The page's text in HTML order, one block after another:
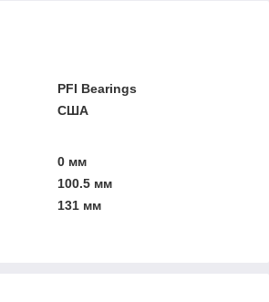
PFI Bearings
США
0 мм
100.5 мм
131 мм